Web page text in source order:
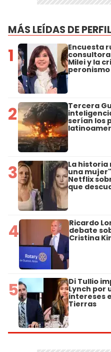
MÁS LEÍDAS DE PERFIL
1 Encuesta
Milei y la
peronismo
2 Tercera
serían los
3 La historia
una
Netflix
que
4 Ricardo
debate
Cristina
5 Di Tullio
Lynch por
intereses
Tierras